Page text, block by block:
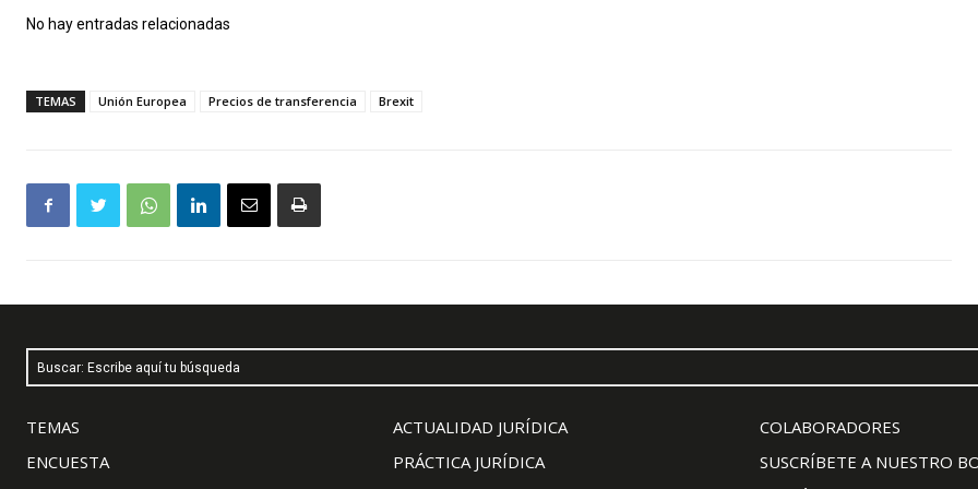
No hay entradas relacionadas
TEMAS Unión Europea Precios de transferencia Brexit
Buscar: Escribe aquí tu búsqueda
TEMAS
ENCUESTA
ACTUALIDAD JURÍDICA
PRÁCTICA JURÍDICA
COLABORADORES
SUSCRÍBETE A NUESTRO